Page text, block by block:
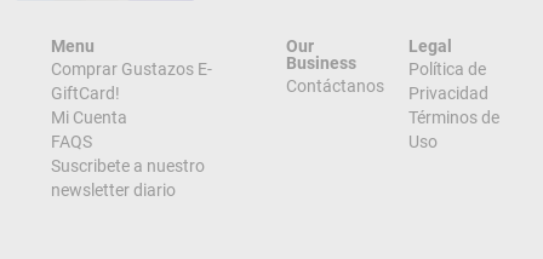
¡Localizar en el Mapa!
Menu
Comprar Gustazos E-
GiftCard!
Mi Cuenta
FAQS
Suscribete a nuestro
newsletter diario
Our
Business
Contáctanos
Legal
Política de
Privacidad
Términos de
Uso